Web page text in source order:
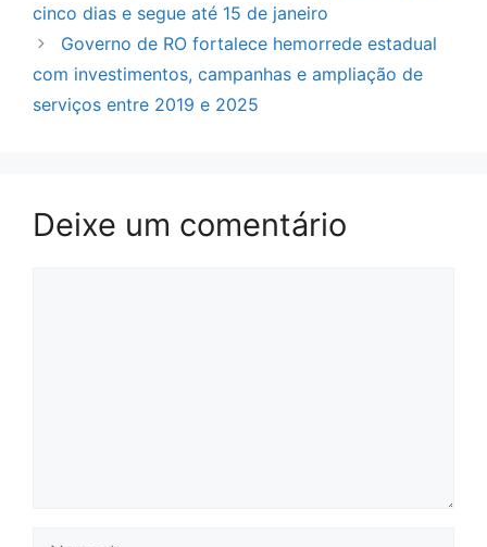
cinco dias e segue até 15 de janeiro
Governo de RO fortalece hemorrede estadual
com investimentos, campanhas e ampliação de
serviços entre 2019 e 2025
Deixe um comentário